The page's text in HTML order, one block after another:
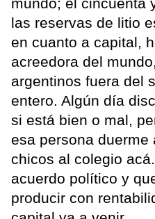
las reservas de litio
en cuanto a capital,
acreedora del
argentinos fuera del
entero. Algún día
si está bien o mal,
esa persona duerme
chicos al colegio
acuerdo político y
producir con